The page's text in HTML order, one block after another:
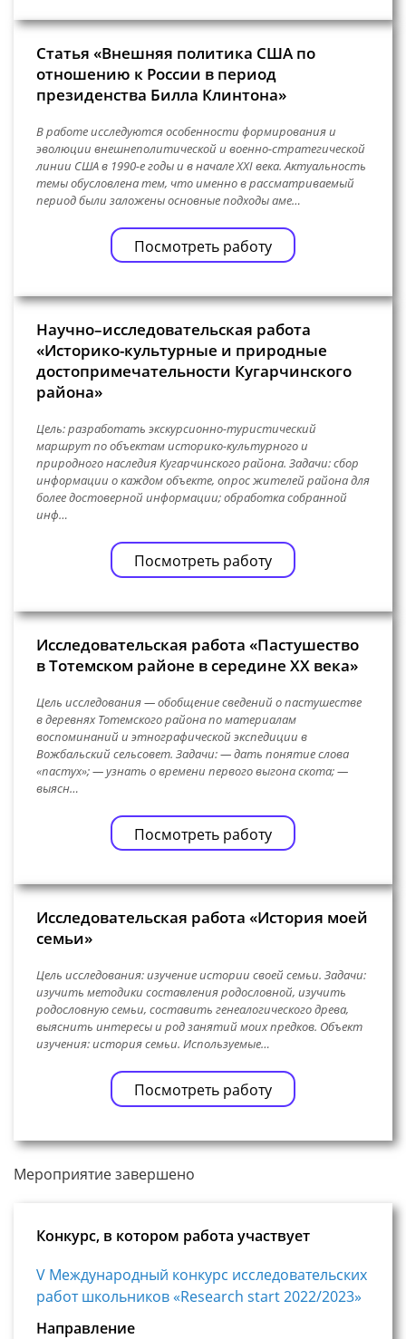
Статья «Внешняя политика США по
отношению к России в период
президенства Билла Клинтона»
В работе исследуются особенности формирования и
эволюции внешнеполитической и военно-стратегической
линии США в 1990-е годы и в начале XXI века. Актуальность
темы обусловлена тем, что именно в рассматриваемый
период были заложены основные подходы аме…
Посмотреть работу
Научно–исследовательская работа
«Историко-культурные и природные
достопримечательности Кугарчинского
района»
Цель: разработать экскурсионно-туристический
маршрут по объектам историко-культурного и
природного наследия Кугарчинского района. Задачи: сбор
информации о каждом объекте, опрос жителей района для
более достоверной информации; обработка собранной
инф…
Посмотреть работу
Исследовательская работа «Пастушество
в Тотемском районе в середине XX века»
Цель исследования — обобщение сведений о пастушестве
в деревнях Тотемского района по материалам
воспоминаний и этнографической экспедиции в
Вожбальский сельсовет. Задачи: — дать понятие слова
«пастух»; — узнать о времени первого выгона скота; —
выясн…
Посмотреть работу
Исследовательская работа «История моей
семьи»
Цель исследования: изучение истории своей семьи. Задачи:
изучить методики составления родословной, изучить
родословную семьи, составить генеалогического древа,
выяснить интересы и род занятий моих предков. Объект
изучения: история семьи. Используемые…
Посмотреть работу
Мероприятие завершено
Конкурс, в котором работа участвует
V Международный конкурс исследовательских
работ школьников «Research start 2022/2023»
Направление